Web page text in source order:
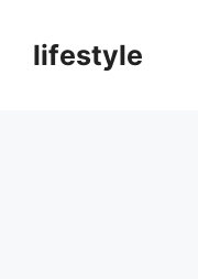
lifestyle